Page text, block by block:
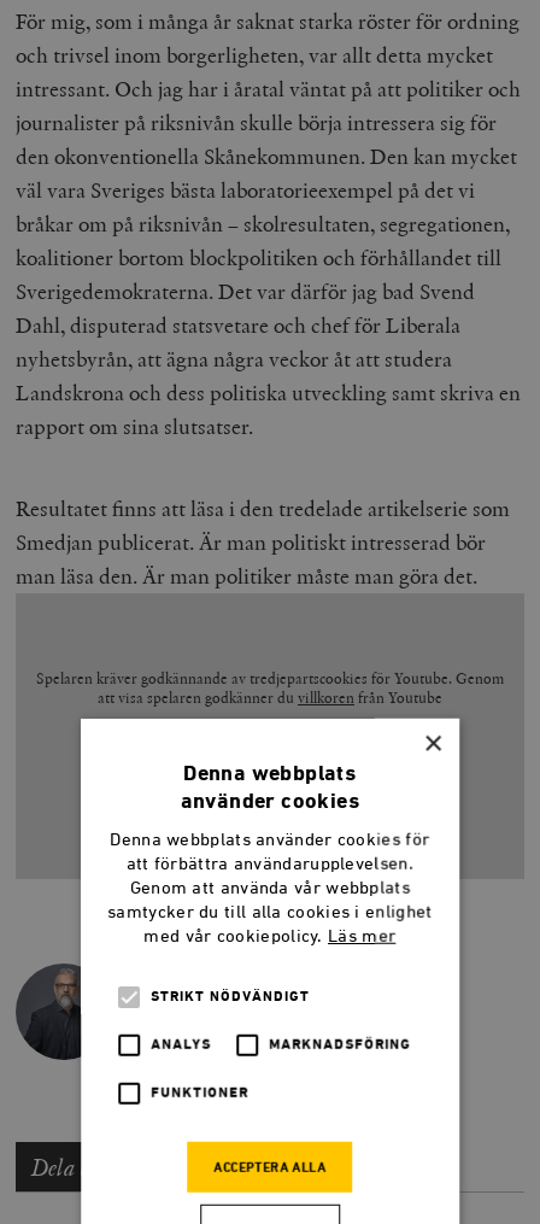
För mig, som i många år saknat starka röster för ordning
och trivsel inom borgerligheten, var allt detta mycket
intressant. Och jag har i åratal väntat på att politiker och
journalister på riksnivån skulle börja intressera sig för
den okonventionella Skånekommunen. Den kan mycket
väl vara Sveriges bästa laboratorieexempel på det vi
bråkar om på riksnivån – skolresultaten, segregationen,
koalitioner bortom blockpolitiken och förhållandet till
Sverigedemokraterna. Det var därför jag bad Svend
Dahl, disputerad statsvetare och chef för Liberala
nyhetsbyrån, att ägna några veckor åt att studera
Landskrona och dess politiska utveckling samt skriva en
rapport om sina slutsatser.
Resultatet finns att läsa i den tredelade artikelserie som
Smedjan publicerat. Är man politiskt intresserad bör
man läsa den. Är man politiker måste man göra det.
Spelaren kräver godkännande av tredjepartscookies för Youtube. Genom
att visa spelaren godkänner du villkoren från Youtube
Gå till Youtube
JOHAN INGERÖ
USA-kännare och senior konsult på The
Dela artikeln
×
Denna webbplats
använder cookies
Denna webbplats använder cookies för
att förbättra användarupplevelsen.
Genom att använda vår webbplats
samtycker du till alla cookies i enlighet
med vår cookiepolicy. Läs mer
STRIKT NÖDVÄNDIGT
ANALYS MARKNADSFÖRING
FUNKTIONER
ACCEPTERA ALLA